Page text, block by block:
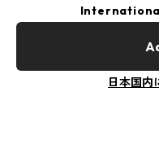
日本国内